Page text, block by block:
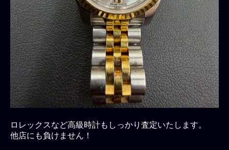
ロレックスなど高級時計もしっかり査定いたします。
他店にも負けません！